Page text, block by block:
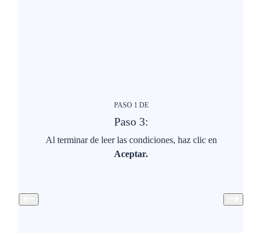
PASO 1 DE
Paso 3:
Al terminar de leer las condiciones, haz clic en
Aceptar.